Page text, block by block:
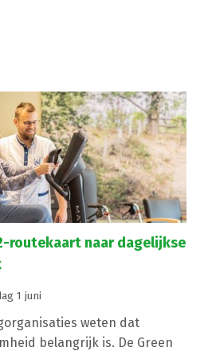
routekaart naar dagelijkse
1 juni
weten dat
belangrijk is. De Green